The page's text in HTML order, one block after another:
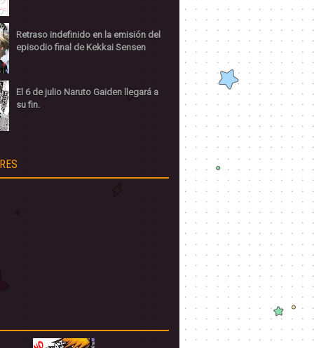
Retraso indefinido en la emisión del
episodio final de Kekkai Sensen
El 6 de julio Naruto Gaiden llegará a
su fin.